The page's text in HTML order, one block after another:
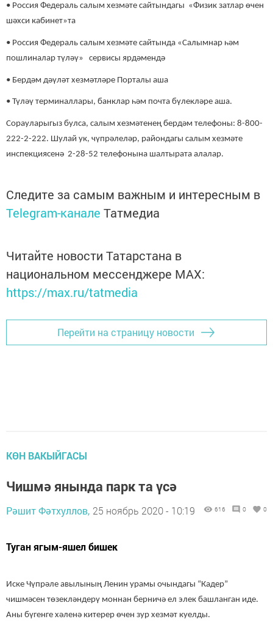
• Россия Федераль салым хезмәте сайтындагы «Физик затлар өчен
шәхси кабинет»та
• Россия Федераль салым хезмәте сайтында «Салымнар һәм
пошлиналар түләү» сервисы ярдәмендә
• Бердәм дәүләт хезмәтләре Порталы аша
• Түләү терминаллары, банклар һәм почта бүлекләре аша.
Сорауларыгыз булса, салым хезмәтенең бердәм телефоны: 8-800-
222-2-222. Шулай ук, чүпрәлеләр, райондагы салым хезмәте
инспекциясенә 2-28-52 телефонына шалтырата алалар.
Следите за самым важным и интересным в
Telegram-канале Татмедиа
Читайте новости Татарстана в
национальном мессенджере MАХ:
https://max.ru/tatmedia
Перейти на страницу новости
КӨН ВАКЫЙГАСЫ
Чишмә янында парк та үсә
Рәшит Фәтхуллов, 25 ноябрь 2020 - 10:19 616 0 0
Туган ягым-яшел бишек
Иске Чүпрәле авылының Ленин урамы очындагы “Кадер”
чишмәсен төзекләндерү моннан берничә ел элек башланган иде.
Аны бүгенге хәленә китерер өчен зур хезмәт куелды.